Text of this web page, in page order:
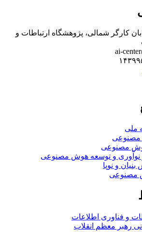
کارگر شمالی، پژوهشگاه ارتباطات و
ملی
مصنوعی
مصنوعی
نوآوری و توسعه هوش مصنوعی
و نوپا
مصنوعی
و فناوری اطلاعات
رهبر معظم انقلاب